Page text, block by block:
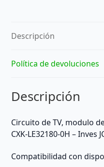
Descripción
Política de devoluciones
Descripción
Circuito de TV, modulo
CXK-LE32180-0H – Inves
Compatibilidad con